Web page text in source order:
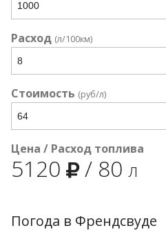
Расход (л/100км)
Стоимость (руб/л)
Цена / Расход топлива
5120 / 80 л
Погода в Френдсвуде